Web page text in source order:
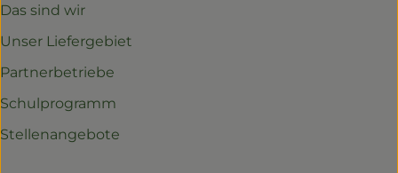
Das sind wir
Unser Liefergebiet
Partnerbetriebe
Schulprogramm
Stellenangebote